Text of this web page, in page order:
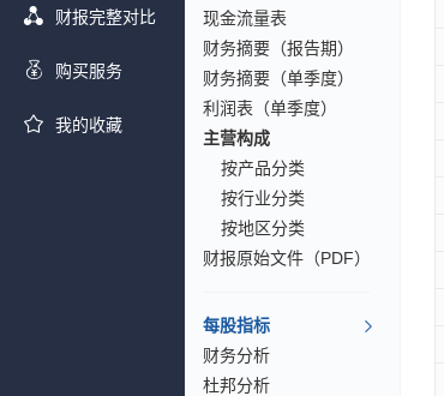
财报完整对比
购买服务
我的收藏
现金流量表
财务摘要（报告期）
财务摘要（单季度）
利润表（单季度）
主营构成
按产品分类
按行业分类
按地区分类
财报原始文件（PDF）
每股指标
财务分析
杜邦分析